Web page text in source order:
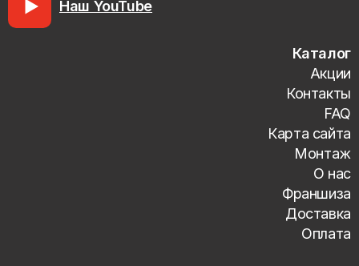
Наш YouTube
Каталог
Акции
Контакты
FAQ
Карта сайта
Монтаж
О нас
Франшиза
Доставка
Оплата